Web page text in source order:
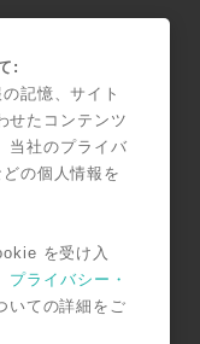
03月01日時点のも
:
記憶、サイト
せたコンテンツ
当社のプライバ
の個人情報を
を受け入
プライバシー・
いての詳細をご